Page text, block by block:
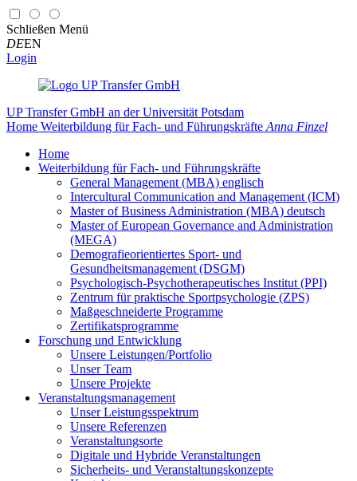
Schließen Menü
DEEN
Login
UP Transfer GmbH an der Universität Potsdam
Home Weiterbildung für Fach- und Führungskräfte Anna Finzel
Home
Weiterbildung für Fach- und Führungskräfte
General Management (MBA) englisch
Intercultural Communication and Management (ICM)
Master of Business Administration (MBA) deutsch
Master of European Governance and Administration
(MEGA)
Demografieorientiertes Sport- und
Gesundheitsmanagement (DSGM)
Psychologisch-Psychotherapeutisches Institut (PPI)
Zentrum für praktische Sportpsychologie (ZPS)
Maßgeschneiderte Programme
Zertifikatsprogramme
Forschung und Entwicklung
Unsere Leistungen/Portfolio
Unser Team
Unsere Projekte
Veranstaltungsmanagement
Unser Leistungsspektrum
Unsere Referenzen
Veranstaltungsorte
Digitale und Hybride Veranstaltungen
Sicherheits- und Veranstaltungskonzepte